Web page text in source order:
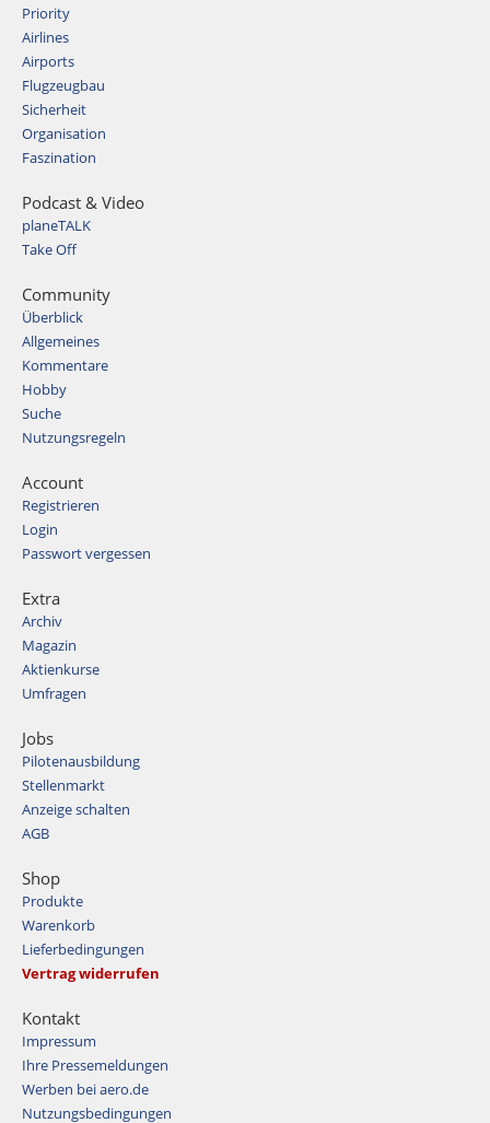
Priority
Airlines
Airports
Flugzeugbau
Sicherheit
Organisation
Faszination
Podcast & Video
planeTALK
Take Off
Community
Überblick
Allgemeines
Kommentare
Hobby
Suche
Nutzungsregeln
Account
Registrieren
Login
Passwort vergessen
Extra
Archiv
Magazin
Aktienkurse
Umfragen
Jobs
Pilotenausbildung
Stellenmarkt
Anzeige schalten
AGB
Shop
Produkte
Warenkorb
Lieferbedingungen
Vertrag widerrufen
Kontakt
Impressum
Ihre Pressemeldungen
Werben bei aero.de
Nutzungsbedingungen